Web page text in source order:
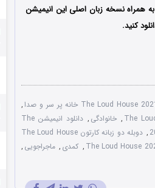
همراه نسخه زبان اصلی این انیمیشن
کنید.
,
, خانوادگی ,
دانلود انیمیشن The
,
دوبله دو زبانه کارتون The Loud House
, کمدی , ماجراجویی ,